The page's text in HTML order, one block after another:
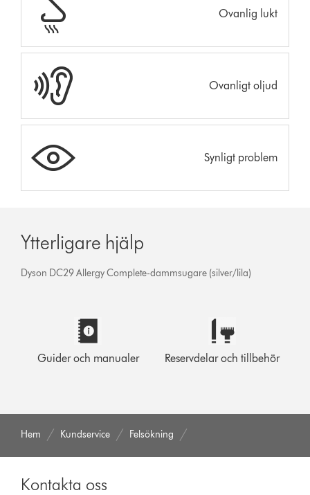
Ovanlig lukt
Ovanligt oljud
Synligt problem
Ytterligare hjälp
Dyson DC29 Allergy Complete-dammsugare (silver/lila)
Guider och manualer Reservdelar och tillbehör
Hem Kundservice Felsökning
Kontakta oss